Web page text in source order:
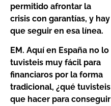
permitido afrontar la
crisis con garantías, y hay
que seguir en esa línea.
EM. Aquí en España no lo
tuvisteis muy fácil para
financiaros por la forma
tradicional, ¿qué tuvisteis
que hacer para conseguir